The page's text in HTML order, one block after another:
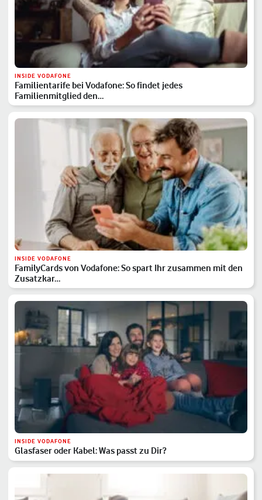
INSIDE VODAFONE
Familientarife bei Vodafone: So findet jedes
Familienmitglied den…
INSIDE VODAFONE
FamilyCards von Vodafone: So spart Ihr zusammen mit den
Zusatzkar…
INSIDE VODAFONE
Glasfaser oder Kabel: Was passt zu Dir?